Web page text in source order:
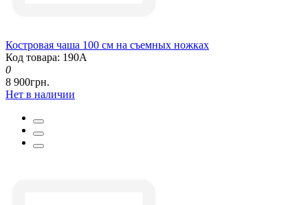
Костровая чаша 100 см на съемных ножках
Код товара: 190А
0
8 900грн.
Нет в наличии